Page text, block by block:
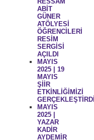
ABİT
GÜNER
ATÖLYESİ
ÖĞRENCİLERİ
RESİM
SERGİSİ
AÇILDI
MAYIS
2025 | 19
MAYIS
ŞİİR
ETKİNLİĞİMİZİ
MAYIS
2025 |
YAZAR
KADİR
AYDEMİR